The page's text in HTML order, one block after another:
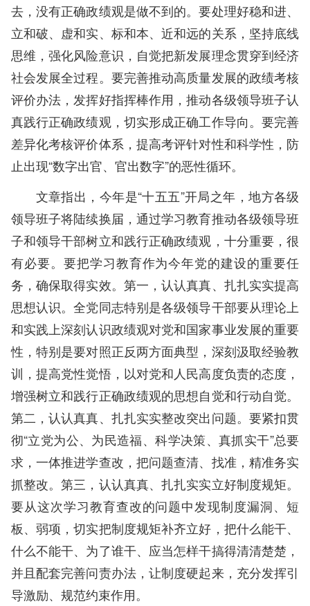
去，没有正确政绩观是做不到的。要处理好稳和进、
立和破、虚和实、标和本、近和远的关系，坚持底线
思维，强化风险意识，自觉把新发展理念贯穿到经济
社会发展全过程。要完善推动高质量发展的政绩考核
评价办法，发挥好指挥棒作用，推动各级领导班子认
真践行正确政绩观，切实形成正确工作导向。要完善
差异化考核评价体系，提高考评针对性和科学性，防
止出现“数字出官、官出数字”的恶性循环。
文章指出，今年是“十五五”开局之年，地方各级
领导班子将陆续换届，通过学习教育推动各级领导班
子和领导干部树立和践行正确政绩观，十分重要，很
有必要。要把学习教育作为今年党的建设的重要任
务，确保取得实效。第一，认认真真、扎扎实实提高
思想认识。全党同志特别是各级领导干部要从理论上
和实践上深刻认识政绩观对党和国家事业发展的重要
性，特别是要对照正反两方面典型，深刻汲取经验教
训，提高党性觉悟，以对党和人民高度负责的态度，
增强树立和践行正确政绩观的思想自觉和行动自觉。
第二，认认真真、扎扎实实整改突出问题。要紧扣贯
彻“立党为公、为民造福、科学决策、真抓实干”总要
求，一体推进学查改，把问题查清、找准，精准务实
抓整改。第三，认认真真、扎扎实实立好制度规矩。
要从这次学习教育查改的问题中发现制度漏洞、短
板、弱项，切实把制度规矩补齐立好，把什么能干、
什么不能干、为了谁干、应当怎样干搞得清清楚楚，
并且配套完善问责办法，让制度硬起来，充分发挥引
导激励、规范约束作用。